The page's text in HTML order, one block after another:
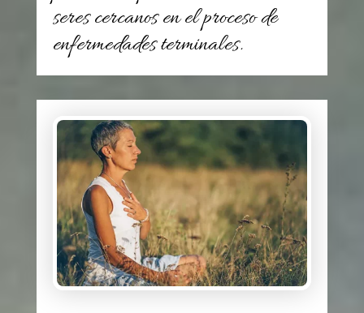
seres cercanos en el proceso de
enfermedades terminales.